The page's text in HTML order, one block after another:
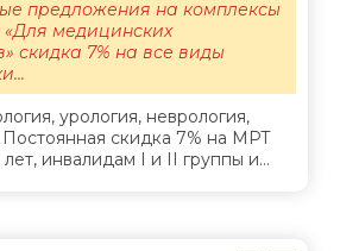
урология, неврология,
скидка 7% на МРТ
инвалидам I и II группы и...
предложения на комплексы
медицинских
скидка 7% на все виды